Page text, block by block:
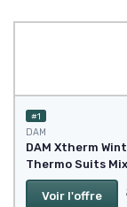
#1
DAM
DAM Xtherm
Thermo Suits
Voir l'offre